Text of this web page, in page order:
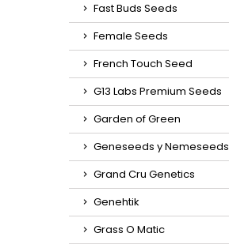
Fast Buds Seeds
Female Seeds
French Touch Seed
G13 Labs Premium Seeds
Garden of Green
Geneseeds y Nemeseeds
Grand Cru Genetics
Genehtik
Grass O Matic